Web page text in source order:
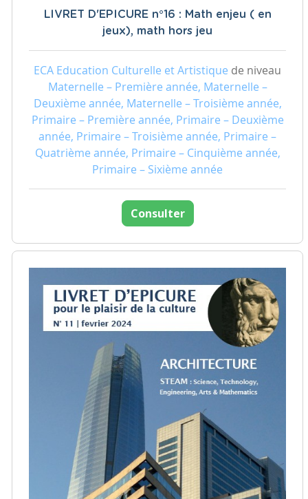
LIVRET D'EPICURE n°16 : Math enjeu ( en
jeux), math hors jeu
ECA Education Culturelle et Artistique de niveau
Maternelle – Première année, Maternelle –
Deuxième année, Maternelle – Troisième année,
Primaire – Première année, Primaire – Deuxième
année, Primaire – Troisième année, Primaire –
Quatrième année, Primaire – Cinquième année,
Primaire – Sixième année
Consulter